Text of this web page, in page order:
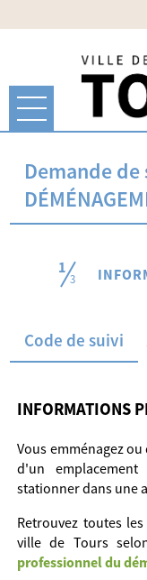
Ouvrir le menu
Accueil
Mon compte
Mes
Mes demandes
Demande
Code de suivi
1
3
INFORMATIONS
Vous emménagez
d'un
stationner dans une
Retrouvez toutes
ville de Tours
professionnel du